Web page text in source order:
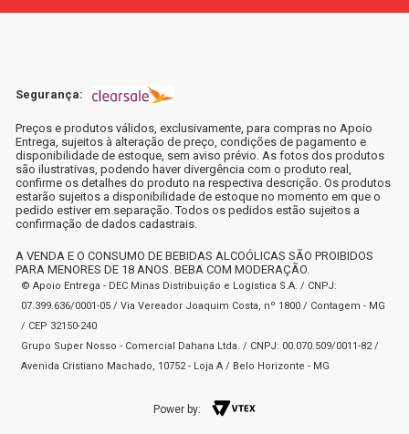
Segurança:
Preços e produtos válidos, exclusivamente, para compras no Apoio
Entrega, sujeitos à alteração de preço, condições de pagamento e
disponibilidade de estoque, sem aviso prévio. As fotos dos produtos
são ilustrativas, podendo haver divergência com o produto real,
confirme os detalhes do produto na respectiva descrição. Os produtos
estarão sujeitos a disponibilidade de estoque no momento em que o
pedido estiver em separação. Todos os pedidos estão sujeitos a
confirmação de dados cadastrais.
A VENDA E O CONSUMO DE BEBIDAS ALCOÓLICAS SÃO PROIBIDOS
PARA MENORES DE 18 ANOS. BEBA COM MODERAÇÃO.
© Apoio Entrega - DEC Minas Distribuição e Logística S.A. / CNPJ:
07.399.636/0001-05 / Via Vereador Joaquim Costa, nº 1800 / Contagem - MG
/ CEP 32150-240
Grupo Super Nosso - Comercial Dahana Ltda. / CNPJ: 00.070.509/0011-82 /
Avenida Cristiano Machado, 10752 - Loja A / Belo Horizonte - MG
Power by: